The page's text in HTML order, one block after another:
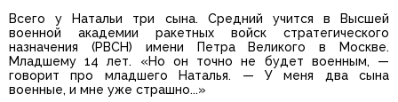
Всего у Натальи три сына. Средний учится в Высшей
военной академии ракетных войск стратегического
назначения (РВСН) имени Петра Великого в Москве.
Младшему 14 лет. «Но он точно не будет военным, —
говорит про младшего Наталья. — У меня два сына
военные, и мне уже страшно...»